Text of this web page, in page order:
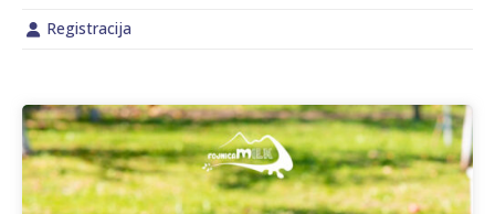
Registracija